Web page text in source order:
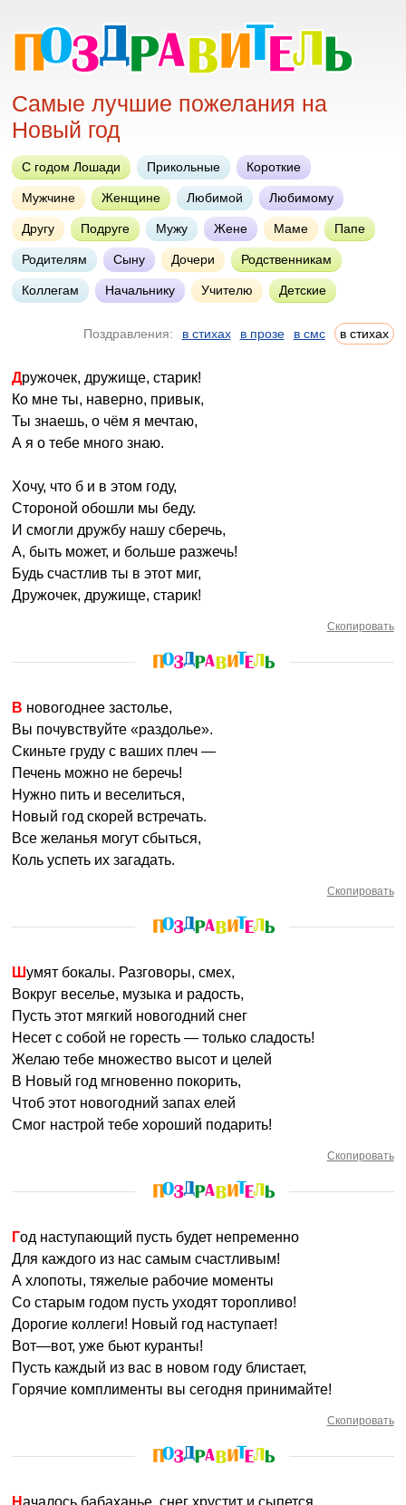
Самые лучшие пожелания на
Новый год
С годом Лошади Прикольные Короткие
Мужчине Женщине Любимой Любимому
Другу Подруге Мужу Жене Маме Папе
Родителям Сыну Дочери Родственникам
Коллегам Начальнику Учителю Детские
Поздравления: в стихах в прозе в смс в стихах
Дружочек, дружище, старик!
Ко мне ты, наверно, привык,
Ты знаешь, о чём я мечтаю,
А я о тебе много знаю.
Хочу, что б и в этом году,
Стороной обошли мы беду.
И смогли дружбу нашу сберечь,
А, быть может, и больше разжечь!
Будь счастлив ты в этот миг,
Дружочек, дружище, старик!
Скопировать
В новогоднее застолье,
Вы почувствуйте «раздолье».
Скиньте груду с ваших плеч —
Печень можно не беречь!
Нужно пить и веселиться,
Новый год скорей встречать.
Все желанья могут сбыться,
Коль успеть их загадать.
Скопировать
Шумят бокалы. Разговоры, смех,
Вокруг веселье, музыка и радость,
Пусть этот мягкий новогодний снег
Несет с собой не горесть — только сладость!
Желаю тебе множество высот и целей
В Новый год мгновенно покорить,
Чтоб этот новогодний запах елей
Смог настрой тебе хороший подарить!
Скопировать
Год наступающий пусть будет непременно
Для каждого из нас самым счастливым!
А хлопоты, тяжелые рабочие моменты
Со старым годом пусть уходят торопливо!
Дорогие коллеги! Новый год наступает!
Вот—вот, уже бьют куранты!
Пусть каждый из вас в новом году блистает,
Горячие комплименты вы сегодня принимайте!
Скопировать
Началось бабаханье, снег хрустит и сыпется,